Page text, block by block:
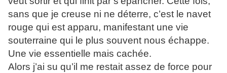
sans que je creuse ni ne déterre, c’est le navet
rouge qui est apparu, manifestant une vie
souterraine qui le plus souvent nous échappe.
Une vie essentielle mais cachée.
Alors j’ai su qu’il me restait assez de force pour